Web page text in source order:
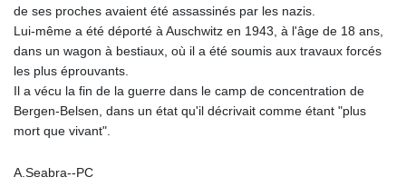
de ses proches avaient été assassinés par les nazis.
Lui-même a été déporté à Auschwitz en 1943, à l'âge de 18 ans,
dans un wagon à bestiaux, où il a été soumis aux travaux forcés
les plus éprouvants.
Il a vécu la fin de la guerre dans le camp de concentration de
Bergen-Belsen, dans un état qu'il décrivait comme étant "plus
mort que vivant".
A.Seabra--PC